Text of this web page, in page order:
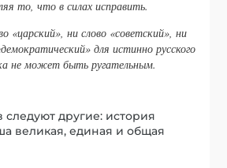
то, что в силах исправить.
«царский», ни слово «советский», ни
для истинно русского
не может быть ругательным.
следуют другие: история
великая, единая и общая